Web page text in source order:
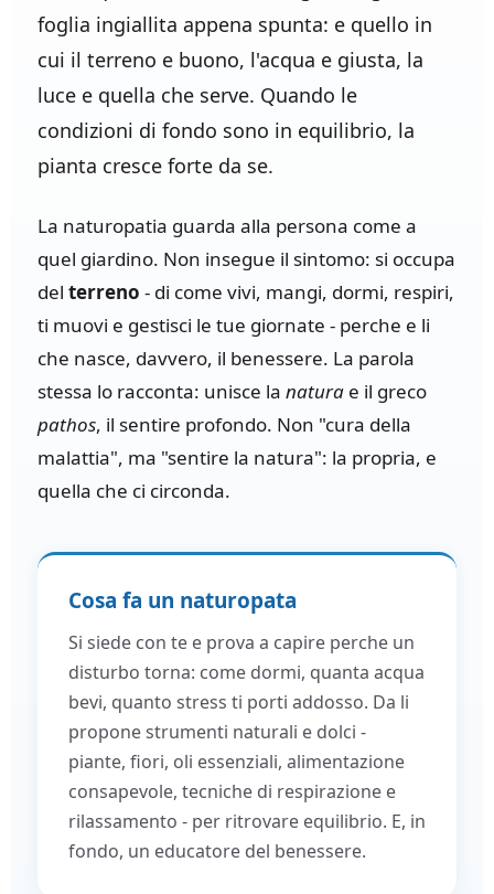
foglia ingiallita appena spunta: e quello in
cui il terreno e buono, l'acqua e giusta, la
luce e quella che serve. Quando le
condizioni di fondo sono in equilibrio, la
pianta cresce forte da se.
La naturopatia guarda alla persona come a
quel giardino. Non insegue il sintomo: si occupa
del terreno - di come vivi, mangi, dormi, respiri,
ti muovi e gestisci le tue giornate - perche e li
che nasce, davvero, il benessere. La parola
stessa lo racconta: unisce la natura e il greco
pathos, il sentire profondo. Non "cura della
malattia", ma "sentire la natura": la propria, e
quella che ci circonda.
Cosa fa un naturopata
Si siede con te e prova a capire perche un
disturbo torna: come dormi, quanta acqua
bevi, quanto stress ti porti addosso. Da li
propone strumenti naturali e dolci -
piante, fiori, oli essenziali, alimentazione
consapevole, tecniche di respirazione e
rilassamento - per ritrovare equilibrio. E, in
fondo, un educatore del benessere.